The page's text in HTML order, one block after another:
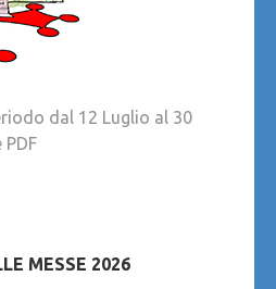
dal 12 Luglio al 30
MESSE 2026